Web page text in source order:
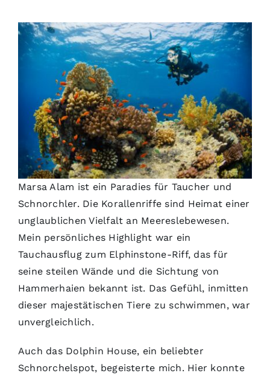
Marsa Alam ist ein Paradies für Taucher und
Schnorchler. Die Korallenriffe sind Heimat einer
unglaublichen Vielfalt an Meereslebewesen.
Mein persönliches Highlight war ein
Tauchausflug zum Elphinstone-Riff, das für
seine steilen Wände und die Sichtung von
Hammerhaien bekannt ist. Das Gefühl, inmitten
dieser majestätischen Tiere zu schwimmen, war
unvergleichlich.
Auch das Dolphin House, ein beliebter
Schnorchelspot, begeisterte mich. Hier konnte